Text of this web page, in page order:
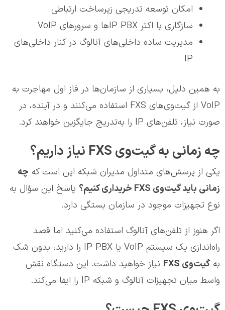
امکان توسعه تدریجی زیرساخت ارتباطی
سازگاری با اکثر IP PBXها و سرورهای VoIP
مدیریت ساده داخلی‌های آنالوگ در کنار داخلی‌های
IP
به همین دلیل، بسیاری از سازمان‌ها در فاز اول مهاجرت به
VoIP از گیت‌وی‌های FXS استفاده می‌کنند و در آینده، در
صورت نیاز، تلفن‌های IP را به‌تدریج جایگزین خواهند کرد.
چه زمانی به گیت‌وی FXS نیاز داریم؟
یکی از پرسش‌های متداول مدیران شبکه این است که چه
زمانی باید گیت‌وی
خریداری کنیم؟ پاسخ این سؤال به
نوع تجهیزات موجود در سازمان بستگی دارد.
اگر هنوز از تلفن‌های آنالوگ استفاده می‌کنید اما قصد
راه‌اندازی یک سیستم VoIP یا IP PBX را دارید، بدون شک
بهگیت‌وی
نیاز خواهید داشت. این دستگاه نقش
واسط میان تجهیزات آنالوگ و شبکه IP را ایفا می‌کند.